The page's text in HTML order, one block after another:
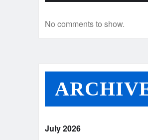
No comments to show.
July 2026